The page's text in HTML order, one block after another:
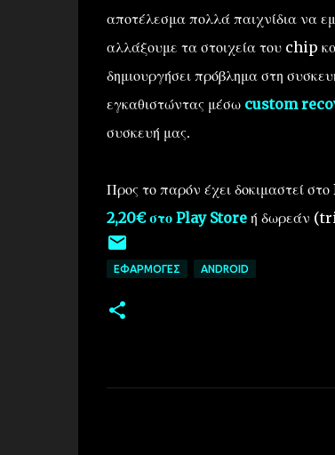
αποτέλεσμα πολλά παιχνίδια να
αλλάξουμε τα στοιχεία του chip
δημιουργήσει πρόβλημα στη
εγκαθιστώντας μέσω custom
συσκευή μας.
Προς το παρόν έχει δοκιμαστεί
2,20€ στο Play Storeή δωρεάν
ΕΦΑΡΜΟΓΈΣ ANDROID